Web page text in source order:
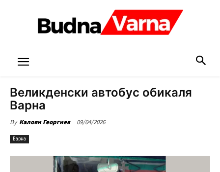
Великденски автобус обикаля
Варна
By Калоян Георгиев 09/04/2026
Варна